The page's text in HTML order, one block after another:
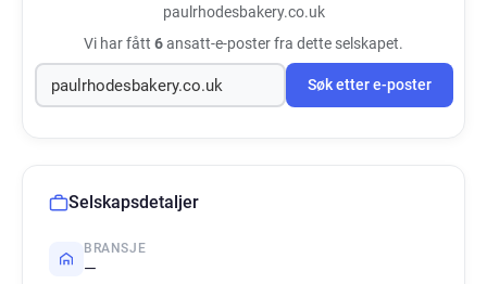
paulrhodesbakery.co.uk
Vi har fått 6ansatt-e-poster fra dette selskapet.
Søk etter e-poster
Selskapsdetaljer
BRANSJE
—